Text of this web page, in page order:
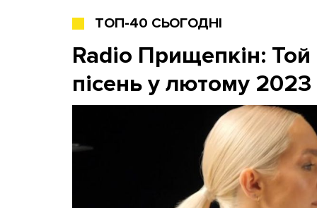
ТОП-40 СЬОГОДНІ
Radio Прищепкін:
пісень у лютому 2023